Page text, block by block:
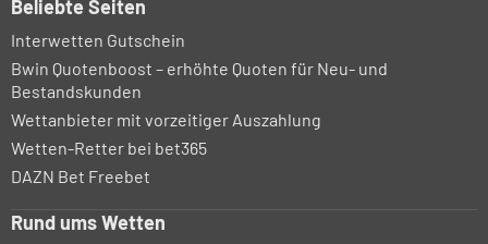
Beliebte Seiten
Interwetten Gutschein
Bwin Quotenboost – erhöhte Quoten für Neu- und
Bestandskunden
Wettanbieter mit vorzeitiger Auszahlung
Wetten-Retter bei bet365
DAZN Bet Freebet
Rund ums Wetten